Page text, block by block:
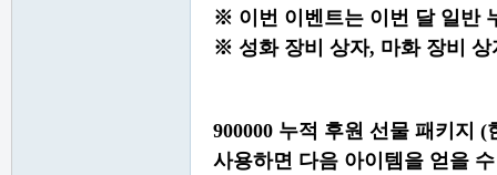
※ 이번 이벤트는 이번 달 일반
※ 성화 장비 상자, 마화 장비
900000 누적 후원 선물 패키지 (
사용하면 다음 아이템을 얻을